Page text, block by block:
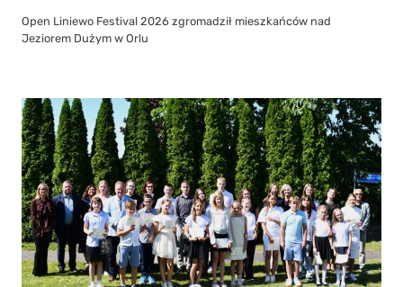
Open Liniewo Festival 2026 zgromadził mieszkańców nad
Jeziorem Dużym w Orlu